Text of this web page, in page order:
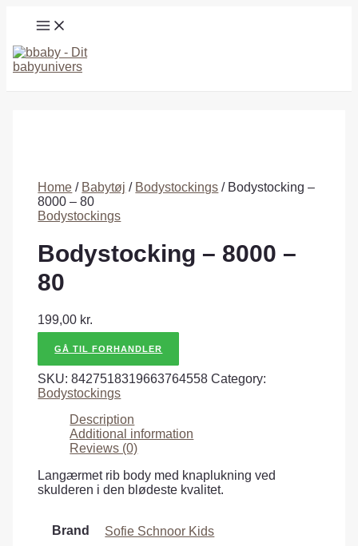
MAIN
MENU
Home / Babytøj / Bodystockings / Bodystocking –
8000 – 80
Bodystockings
Bodystocking – 8000 –
80
199,00 kr.
GÅ TIL FORHANDLER
SKU:8427518319663764558 Category:
Bodystockings
Description
Additional information
Reviews (0)
Langærmet rib body med knaplukning ved
skulderen i den blødeste kvalitet.
Brand Sofie Schnoor Kids